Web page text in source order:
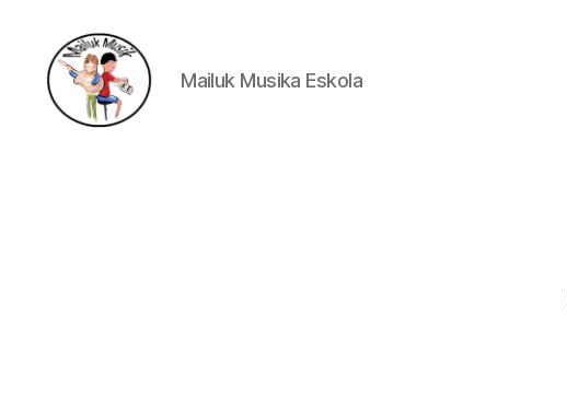
Mailuk Musika Eskola